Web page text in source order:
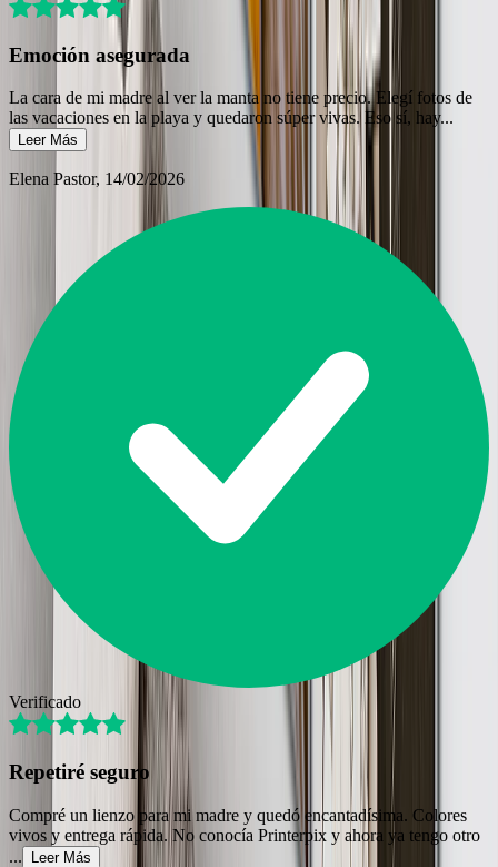
Emoción asegurada
La cara de mi madre al ver la manta no tiene precio. Elegí fotos de
las vacaciones en la playa y quedaron súper vivas. Eso sí, hay...
Leer Más
Elena Pastor, 14/02/2026
Verificado
Repetiré seguro
Compré un lienzo para mi madre y quedó encantadísima. Colores
vivos y entrega rápida. No conocía Printerpix y ahora ya tengo otro
...
Leer Más